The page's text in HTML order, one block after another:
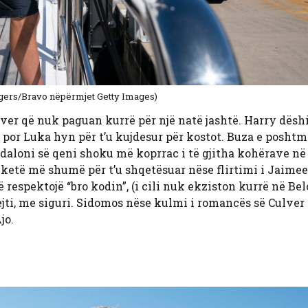
Bravo nëpërmjet Getty Images)
që nuk paguan kurrë për një natë jashtë. Harry
Luka hyn për t’u kujdesur për kostot. Buza e
së qeni shoku më koprrac i të gjitha kohërave
më shumë për t’u shqetësuar nëse flirtimi i
“bro kodin”, (i cili nuk ekziston kurrë në
me siguri. Sidomos nëse kulmi i romancës së Culver